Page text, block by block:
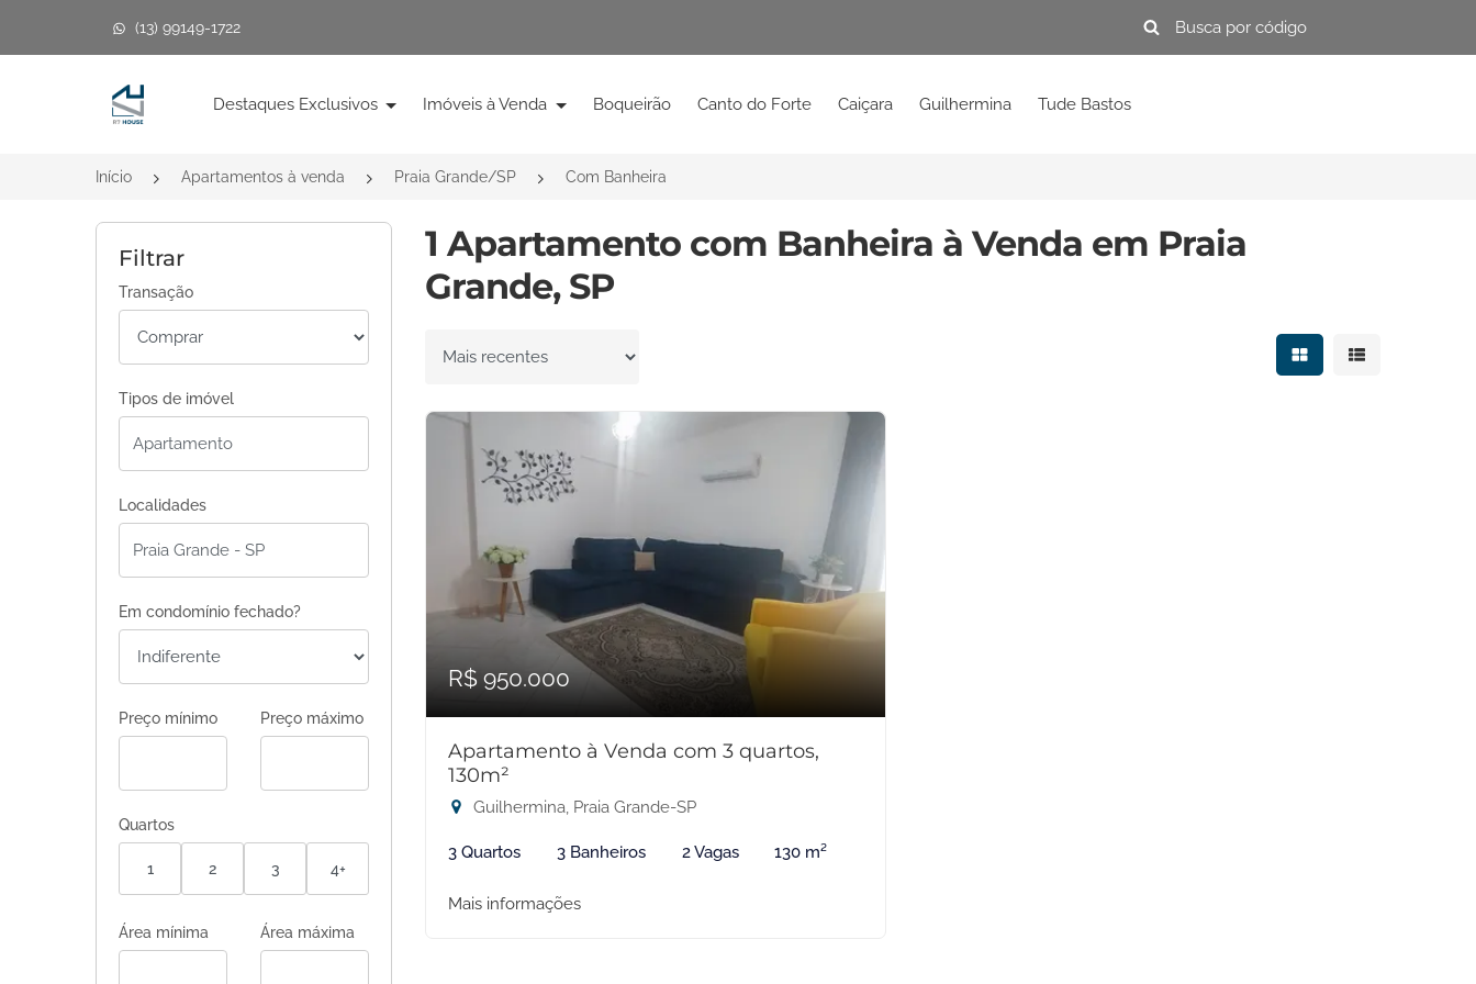
(13) 99149-1722
Página inicial
Destaques Exclusivos Imóveis à Venda Boqueirão Canto do Forte Caiçara Guilhermina Tude Bastos
Início Apartamentos à venda Praia Grande/SP Com Banheira
Filtrar
Transação
Tipos de imóvel
Localidades
Em condomínio fechado?
Preço mínimo Preço máximo
Quartos
1 2 3 4+
Área mínima Área máxima
1 Apartamento com Banheira à Venda em Praia
Grande, SP
Ordenar por Mostrar resultados
Mostrar
R$ 950.000
Apartamento à Venda com 3 quartos,
130m²
Guilhermina, Praia Grande-SP
3 Quartos 3 Banheiros 2 Vagas 130 m²
Mais informações